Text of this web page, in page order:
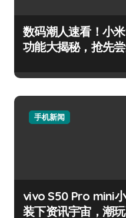
数码潮人速看！小
功能大揭秘，抢先尝
手机新闻
vivo S50 Pro mini
装下资讯宇宙，潮玩